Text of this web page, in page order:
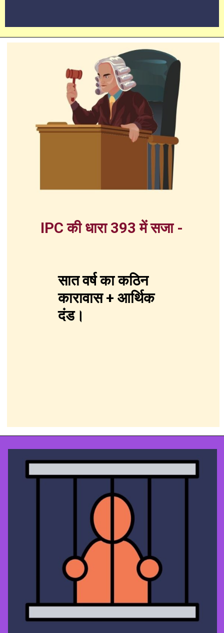
IPC की धारा 393 में सजा -
सात वर्ष का कठिन
कारावास + आर्थिक
दंड।